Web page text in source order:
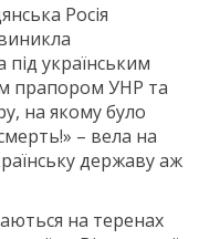
Росія
під українським
прапором УНР та
на якому було
– вела на
державу аж
на теренах